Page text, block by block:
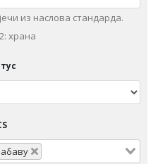
из нaслoвa стaндaрдa.
храна